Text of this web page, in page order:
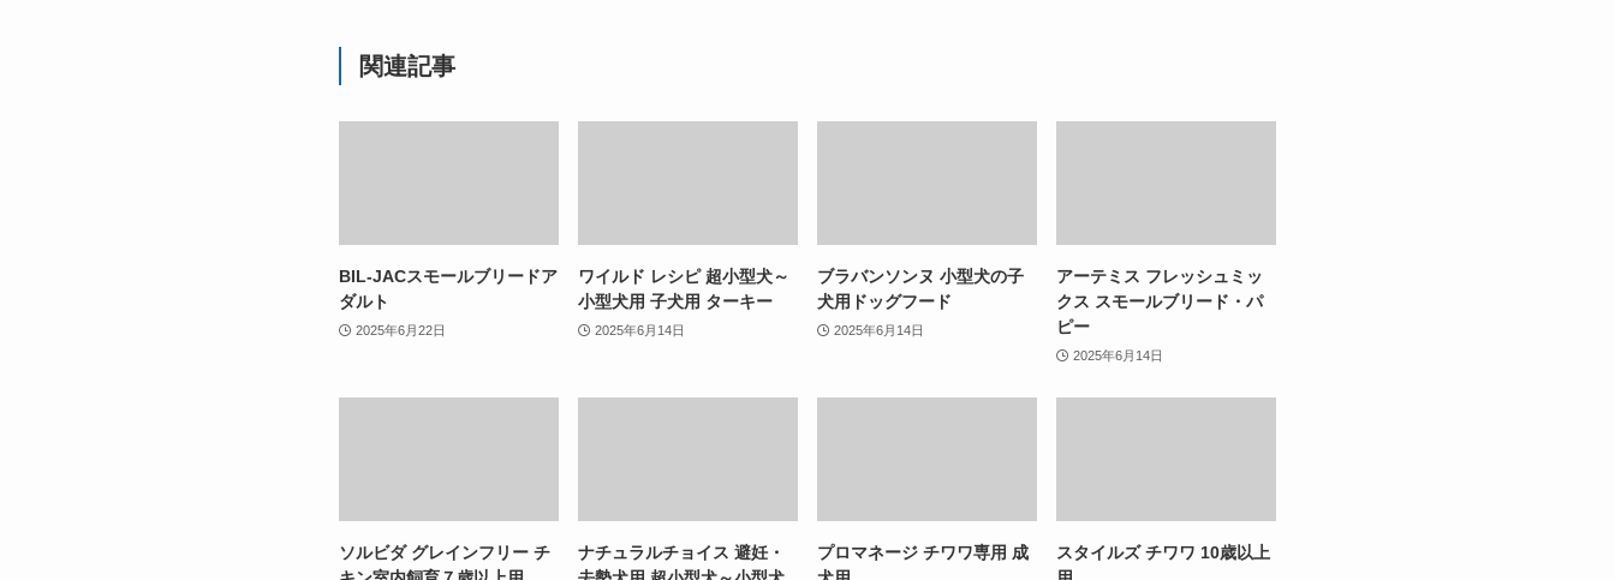
関連記事
BIL-JACスモールブリードア
ダルト
2025年6月22日
ワイルド レシピ 超小型犬～
小型犬用 子犬用 ターキー
2025年6月14日
ブラバンソンヌ 小型犬の子
犬用ドッグフード
2025年6月14日
アーテミス フレッシュミッ
クス スモールブリード・パ
ピー
2025年6月14日
ソルビダ グレインフリー チ
ナチュラルチョイス 避妊・
プロマネージ チワワ専用 成
スタイルズ チワワ 10歳以上